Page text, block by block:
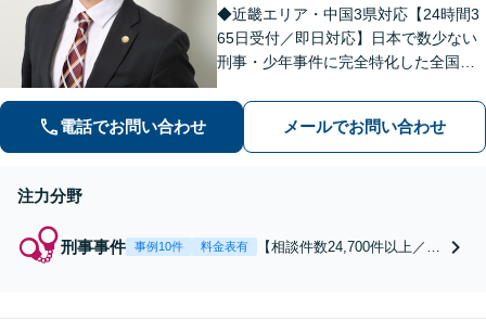
◆近畿エリア・中国3県対応【24時間3
65日受付／即日対応】日本で数少ない
刑事・少年事件に完全特化した全国的
件以上、不起訴・無罪獲得2,800件以
上、多数の釈放保釈実績で依頼者の社
会復帰を強力に弁護します。
電話でお問い合わせ メールでお問い合わせ
注力分野
刑事事件 事例10件 料金表有
【相談件数24,700件以上／24